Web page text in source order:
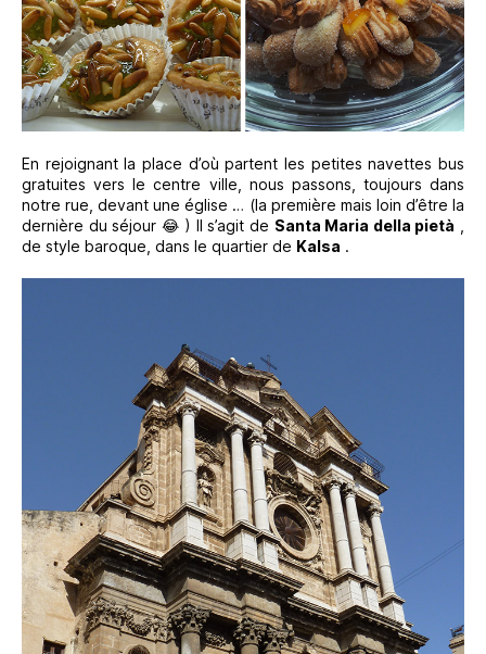
En rejoignant la place d’où partent les petites navettes bus
gratuites vers le centre ville, nous passons, toujours dans
notre rue, devant une église … (la première mais loin d’être la
dernière du séjour 😂 ) Il s’agit de Santa Maria della pietà
de style baroque, dans le quartier de Kalsa .